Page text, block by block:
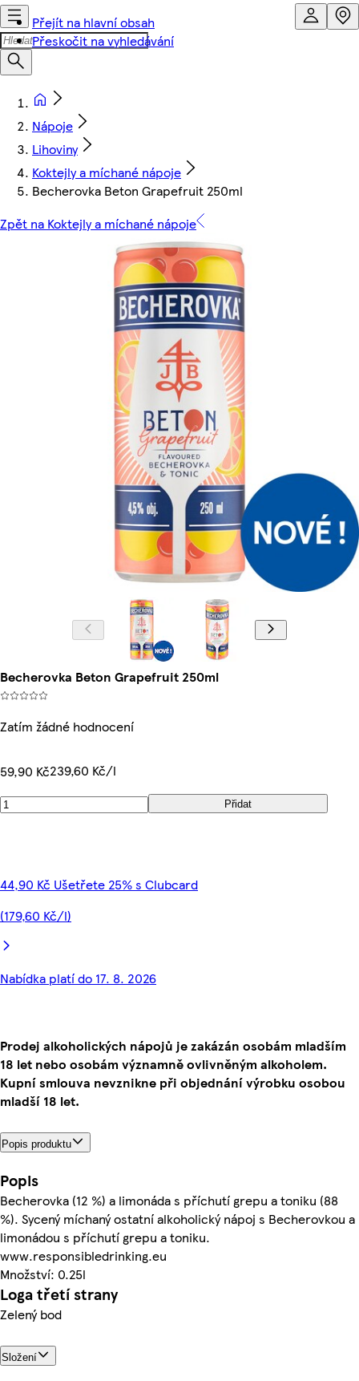
Přejít na hlavní obsah
Přeskočit na vyhledávání
Nápoje
Lihoviny
Koktejly a míchané nápoje
Becherovka Beton Grapefruit 250ml
Zpět na Koktejly a míchané nápoje
Becherovka Beton Grapefruit 250ml
Zatím žádné hodnocení
59,90 Kč239,60 Kč/l
Přidat
44,90 Kč Ušetřete 25% s Clubcard
(179,60 Kč/l)
Nabídka platí do 17. 8. 2026
Prodej alkoholických nápojů je zakázán osobám mladším
18 let nebo osobám významně ovlivněným alkoholem.
Kupní smlouva nevznikne při objednání výrobku osobou
mladší 18 let.
Popis produktu
Popis
Becherovka (12 %) a limonáda s příchutí grepu a toniku (88
%). Sycený míchaný ostatní alkoholický nápoj s Becherovkou a
limonádou s příchutí grepu a toniku.
www.responsibledrinking.eu
Množství: 0.25l
Loga třetí strany
Zelený bod
Složení